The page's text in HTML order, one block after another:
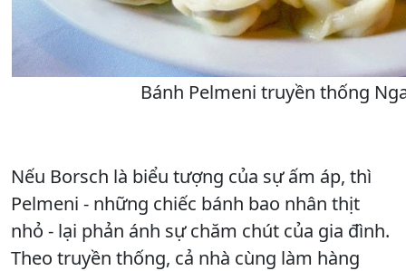
Bánh Pelmeni truyền thống
Nếu Borsch là biểu tượng của sự ấm áp, thì
Pelmeni - những chiếc bánh bao nhân thịt
nhỏ - lại phản ánh sự chăm chút của gia đình.
Theo truyền thống, cả nhà cùng làm hàng